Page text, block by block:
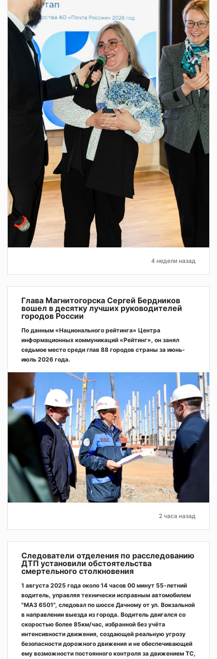
4 недели назад
Глава Магнитогорска Сергей Бердников
вошел в десятку лучших руководителей
городов России
По данным «Национального рейтинга» Центра
информационных коммуникаций «Рейтинг», он занял
седьмое место среди глав 88 городов страны за июнь-
июль 2026 года.
2 часа назад
Следователи отделения по расследованию
ДТП установили обстоятельства
смертельного столкновения
1 августа 2025 года около 14 часов 00 минут 55-летний
водитель, управляя технически исправным автомобилем
"МАЗ 6501", следовал по шоссе Дачному от ул. Вокзальной
в направлении выезда из города. Водитель двигался со
скоростью более 85км/час, избранной без учёта
интенсивности движения, создающей реальную угрозу
безопасности дорожного движения и не обеспечивающей
ему возможности постоянного контроля за движением ТС,